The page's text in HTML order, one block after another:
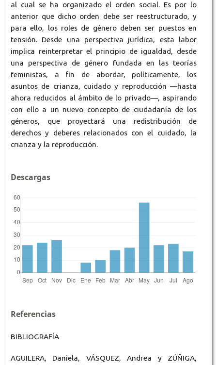
al cual se ha organizado el orden social. Es por lo
anterior que dicho orden debe ser reestructurado, y
para ello, los roles de género deben ser puestos en
tensión. Desde una perspectiva jurídica, esta labor
implica reinterpretar el principio de igualdad, desde
una perspectiva de género fundada en las teorías
feministas, a fin de abordar, políticamente, los
asuntos de crianza, cuidado y reproducción —hasta
ahora reducidos al ámbito de lo privado—, aspirando
con ello a un nuevo concepto de ciudadanía de los
géneros, que proyectará una redistribución de
derechos y deberes relacionados con el cuidado, la
crianza y la reproducción.
Descargas
Referencias
BIBLIOGRAFÍA
AGUILERA, Daniela, VÁSQUEZ, Andrea y ZÚÑIGA,